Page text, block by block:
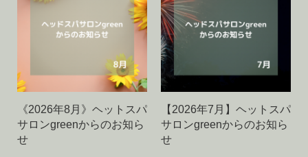
《2026年8月》ヘットスパ
サロンgreenからのお知ら
せ
【2026年7月】ヘットスパ
サロンgreenからのお知ら
せ